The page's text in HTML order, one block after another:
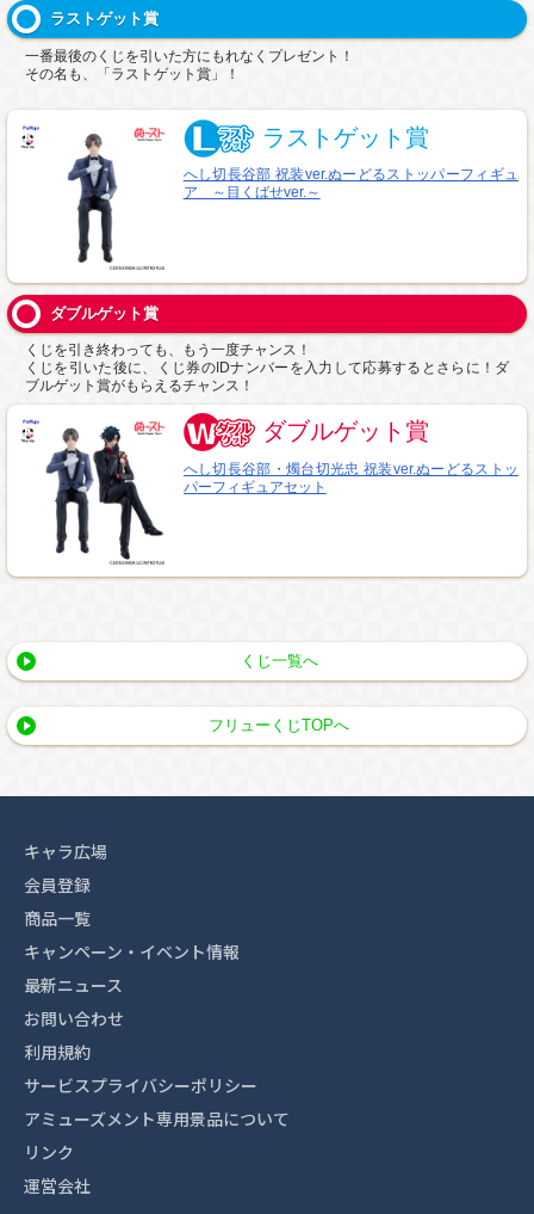
ラストゲット賞
一番最後のくじを引いた方にもれなくプレゼント！
その名も、「ラストゲット賞」！
ラストゲット賞
へし切長谷部 祝装ver.ぬーどるストッパーフィギュ
ア ～目くばせver.～
ダブルゲット賞
くじを引き終わっても、もう一度チャンス！
くじを引いた後に、くじ券のIDナンバーを入力して応募するとさらに！ダ
ブルゲット賞がもらえるチャンス！
ダブルゲット賞
へし切長谷部・燭台切光忠 祝装ver.ぬーどるストッ
パーフィギュアセット
くじ一覧へ
フリューくじTOPへ
キャラ広場
会員登録
商品一覧
キャンペーン・イベント情報
最新ニュース
お問い合わせ
利用規約
サービスプライバシーポリシー
アミューズメント専用景品について
リンク
運営会社